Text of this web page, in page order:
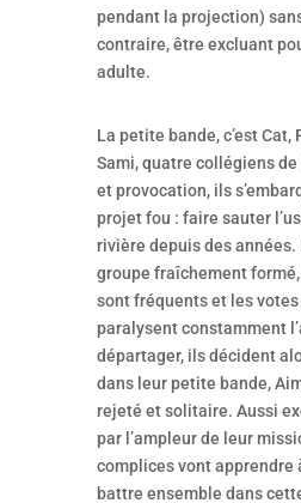
pendant la projection)
contraire, être excluant
adulte.
La petite bande, c’est Cat,
Sami, quatre collégiens
et provocation, ils
projet fou : faire sauter
rivière depuis des années.
groupe fraîchement
sont fréquents et les
paralysent constamment
départager, ils décident
dans leur petite bande,
rejeté et solitaire. Aussi
par l’ampleur de leur
complices vont apprendre
battre ensemble dans